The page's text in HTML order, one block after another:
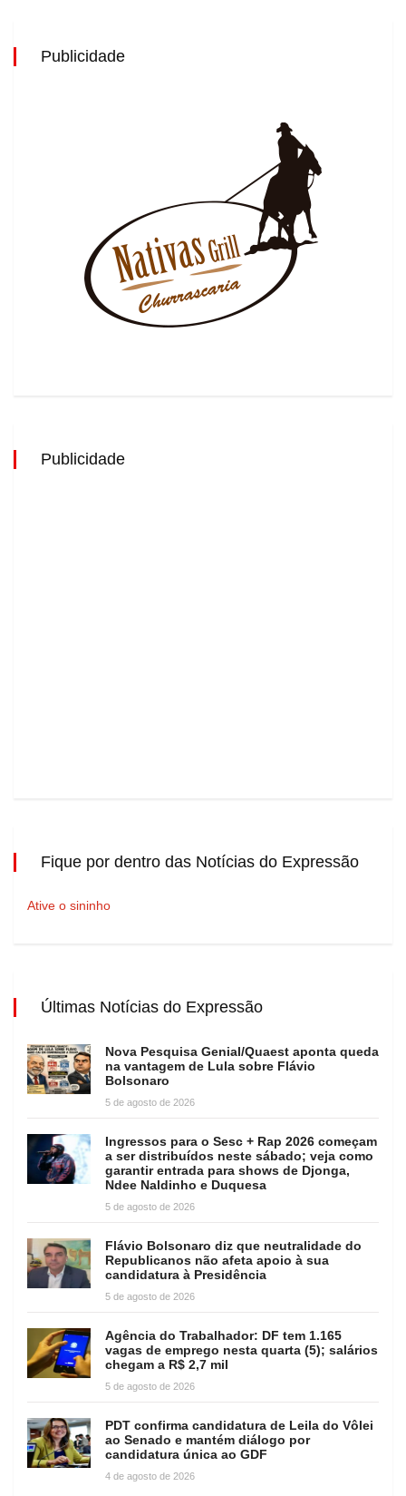
Publicidade
Publicidade
Fique por dentro das Notícias do Expressão
Ative o sininho
Últimas Notícias do Expressão
Nova Pesquisa Genial/Quaest aponta queda
na vantagem de Lula sobre Flávio
Bolsonaro
5 de agosto de 2026
Ingressos para o Sesc + Rap 2026 começam
a ser distribuídos neste sábado; veja como
garantir entrada para shows de Djonga,
Ndee Naldinho e Duquesa
5 de agosto de 2026
Flávio Bolsonaro diz que neutralidade do
Republicanos não afeta apoio à sua
candidatura à Presidência
5 de agosto de 2026
Agência do Trabalhador: DF tem 1.165
vagas de emprego nesta quarta (5); salários
chegam a R$ 2,7 mil
5 de agosto de 2026
PDT confirma candidatura de Leila do Vôlei
ao Senado e mantém diálogo por
candidatura única ao GDF
4 de agosto de 2026